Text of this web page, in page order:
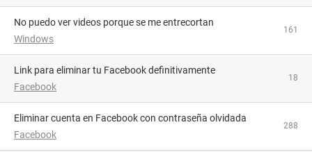
No puedo ver videos porque se me entrecortan
Windows
161
Link para eliminar tu Facebook definitivamente
Facebook
18
Eliminar cuenta en Facebook con contraseña olvidada
Facebook
288